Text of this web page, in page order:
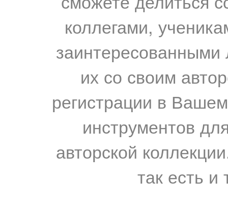
коллегами,
их со своим
регистрации в
инструментов
авторской
так есть и